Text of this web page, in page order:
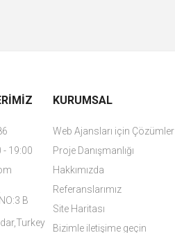
- 19:00
B
KURUMSAL
Web Ajansları için Çözümler
Proje Danışmanlığı
Hakkımızda
Referanslarımız
Site Haritası
Bizimle iletişime geçin